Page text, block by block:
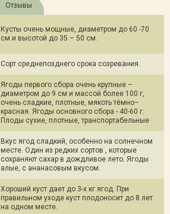
Отзывы
Кусты очень мощные, диаметром до 60 -70
см и высотой до 35 – 50 см.
Сорт среднепозднего срока созревания.
Ягоды первого сбора очень крупные –
диаметром до 9 см и массой более 100 г,
очень сладкие, плотные, мякоть тёмно–
красная. Ягоды основного сбора - 40-60 г.
Плоды сухие, плотные, транспортабельные
Вкус ягод сладкий, особенно на солнечном
месте. Один из редких сортов , которые
сохраняют сахар в дождливое лето. Ягоды
алые, с ананасовым вкусом.
Хороший куст дает до 3-х кг ягод. При
правильном уходе куст плодоносит до 8 лет
на одном месте.